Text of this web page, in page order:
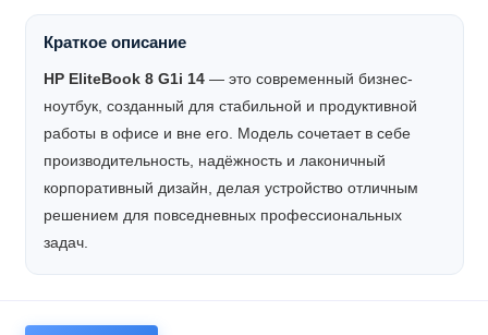
Краткое описание
HP EliteBook 8 G1i 14— это современный бизнес-
ноутбук, созданный для стабильной и продуктивной
работы в офисе и вне его. Модель сочетает в себе
производительность, надёжность и лаконичный
корпоративный дизайн, делая устройство отличным
решением для повседневных профессиональных
задач.